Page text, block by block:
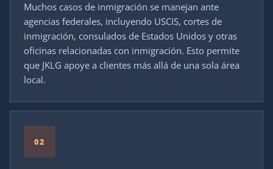
Muchos casos de inmigración se manejan ante
agencias federales, incluyendo USCIS, cortes de
inmigración, consulados de Estados Unidos y otras
oficinas relacionadas con inmigración. Esto permite
que JKLG apoye a clientes más allá de una sola área
local.
02